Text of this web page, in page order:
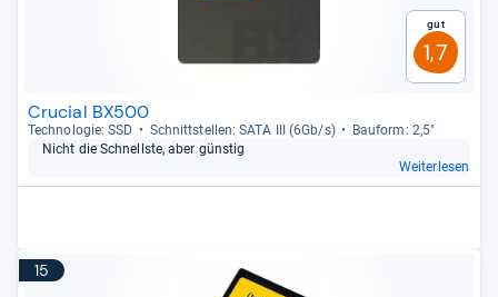
Gut
1,7
Crucial BX500
Tech­no­lo­gie: SSD Schnitt­stel­len: SATA III (6Gb/s)
Bau­form: 2,5"
Nicht die Schnellste, aber güns­tig
Weiterlesen
15